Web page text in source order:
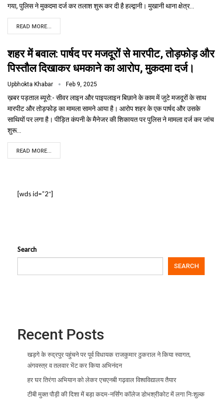
गया, पुलिस ने मुकदमा दर्ज कर तलाश शुरू कर दी है हल्द्वानी। मुखानी थाना क्षेत्र…
READ MORE...
शहर में बवाल: पार्षद पर मजदूरों से मारपीट, तोड़फोड़ और
पिस्तौल दिखाकर धमकाने का आरोप, मुकदमा दर्ज।
Upbhokta Khabar Feb 9, 2025
ख़बर पड़ताल ब्यूरो:- सीवर लाइन और पाइपलाइन बिछाने के काम में जुटे मजदूरों के साथ
मारपीट और तोड़फोड़ का मामला सामने आया है। आरोप शहर के एक पार्षद और उसके
साथियों पर लगा है। पीड़ित कंपनी के मैनेजर की शिकायत पर पुलिस ने मामला दर्ज कर जांच
शुरू…
READ MORE...
[wds id=”2″]
Search
SEARCH
Recent Posts
खड़गे के रुद्रपुर पहुंचने पर पूर्व विधायक राजकुमार ठुकराल ने किया स्वागत,
अंगवस्त्र व तलवार भेंट कर किया अभिनंदन
हर घर तिरंगा अभियान को लेकर एचएनबी गढ़वाल विश्वविद्यालय तैयार
टीबी मुक्त पौड़ी की दिशा में बड़ा कदम-नर्सिंग कॉलेज डोभश्रीकोट में लगा निःशुल्क